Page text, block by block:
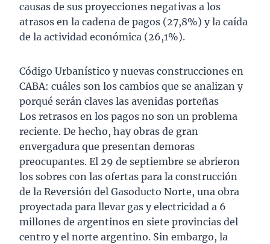
causas de sus proyecciones negativas a los
atrasos en la cadena de pagos (27,8%) y la caída
de la actividad económica (26,1%).
Código Urbanístico y nuevas construcciones en
CABA: cuáles son los cambios que se analizan y
porqué serán claves las avenidas porteñas
Los retrasos en los pagos no son un problema
reciente. De hecho, hay obras de gran
envergadura que presentan demoras
preocupantes. El 29 de septiembre se abrieron
los sobres con las ofertas para la construcción
de la Reversión del Gasoducto Norte, una obra
proyectada para llevar gas y electricidad a 6
millones de argentinos en siete provincias del
centro y el norte argentino. Sin embargo, la